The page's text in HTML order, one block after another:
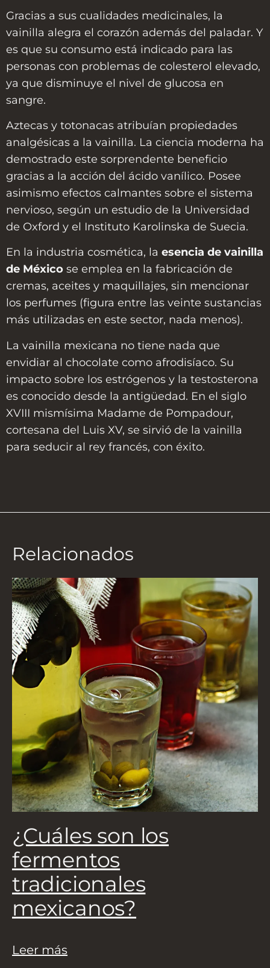
Gracias a sus cualidades medicinales, la
vainilla alegra el corazón además del paladar. Y
es que su consumo está indicado para las
personas con problemas de colesterol elevado,
ya que disminuye el nivel de glucosa en
sangre.
Aztecas y totonacas atribuían propiedades
analgésicas a la vainilla. La ciencia moderna ha
demostrado este sorprendente beneficio
gracias a la acción del ácido vanílico. Posee
asimismo efectos calmantes sobre el sistema
nervioso, según un estudio de la Universidad
de Oxford y el Instituto Karolinska de Suecia.
En la industria cosmética, la esencia de vainilla
de México se emplea en la fabricación de
cremas, aceites y maquillajes, sin mencionar
los perfumes (figura entre las veinte sustancias
más utilizadas en este sector, nada menos).
La vainilla mexicana no tiene nada que
envidiar al chocolate como afrodisíaco. Su
impacto sobre los estrógenos y la testosterona
es conocido desde la antigüedad. En el siglo
XVIII mismísima Madame de Pompadour,
cortesana del Luis XV, se sirvió de la vainilla
para seducir al rey francés, con éxito.
Relacionados
¿Cuáles son los
fermentos
tradicionales
mexicanos?
Leer más